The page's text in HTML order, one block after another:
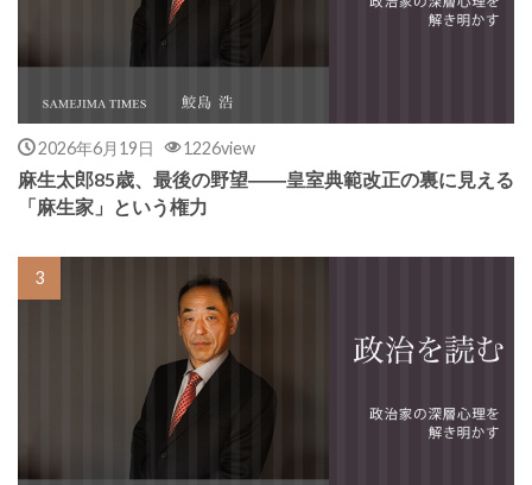
2026年6月19日 1226view
麻生太郎85歳、最後の野望――皇室典範改正の裏に見える
「麻生家」という権力